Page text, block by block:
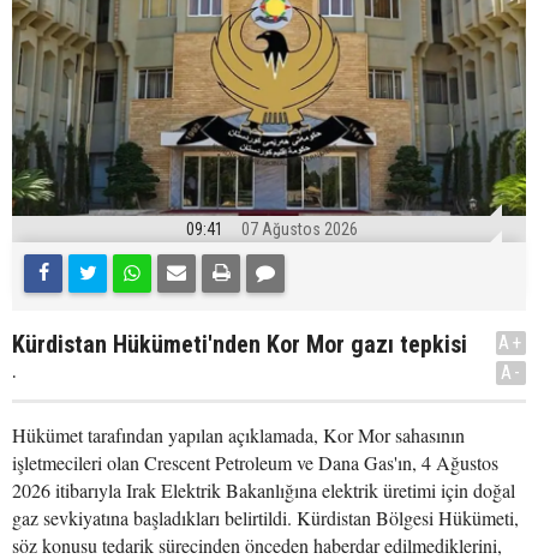
09:41 07 Ağustos 2026
Kürdistan Hükümeti'nden Kor Mor gazı tepkisi
.
A+
A-
Hükümet tarafından yapılan açıklamada, Kor Mor sahasının
işletmecileri olan Crescent Petroleum ve Dana Gas'ın, 4 Ağustos
2026 itibarıyla Irak Elektrik Bakanlığına elektrik üretimi için doğal
gaz sevkiyatına başladıkları belirtildi. Kürdistan Bölgesi Hükümeti,
söz konusu tedarik sürecinden önceden haberdar edilmediklerini,